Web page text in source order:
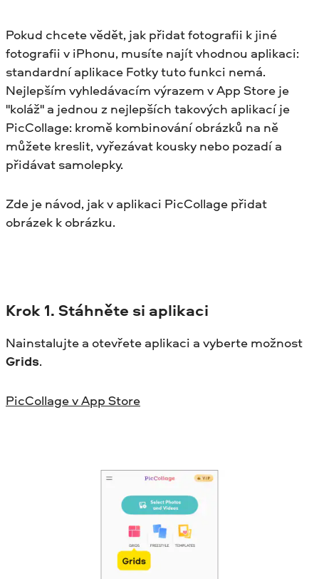
Pokud chcete vědět, jak přidat fotografii k jiné
fotografii v iPhonu, musíte najít vhodnou aplikaci:
standardní aplikace Fotky tuto funkci nemá.
Nejlepším vyhledávacím výrazem v App Store je
"koláž" a jednou z nejlepších takových aplikací je
PicCollage: kromě kombinování obrázků na ně
můžete kreslit, vyřezávat kousky nebo pozadí a
přidávat samolepky.
Zde je návod, jak v aplikaci PicCollage přidat
obrázek k obrázku.
Krok 1. Stáhněte si aplikaci
Nainstalujte a otevřete aplikaci a vyberte možnost
Grids.
PicCollage v App Store